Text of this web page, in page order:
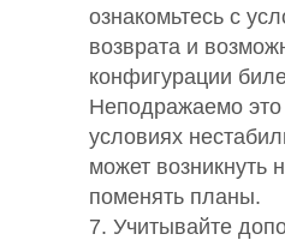
ознакомьтесь с
возврата и
конфигурации
Неподражаемо это
условиях
может возникнуть
поменять планы.
7. Учитывайте